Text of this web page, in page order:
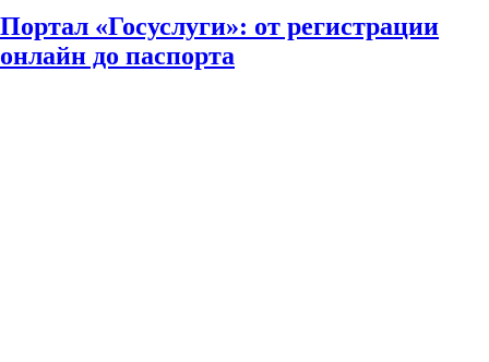
Портал «Госуслуги»: от регистрации
онлайн до паспорта